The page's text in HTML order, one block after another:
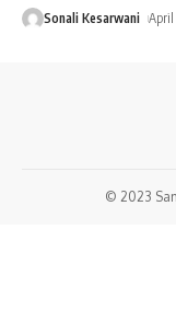
Sonali Kesarwani April
© 2023